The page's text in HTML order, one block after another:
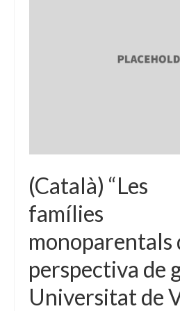
(Català) “Les
famílies
monoparentals
perspectiva de
Universitat de